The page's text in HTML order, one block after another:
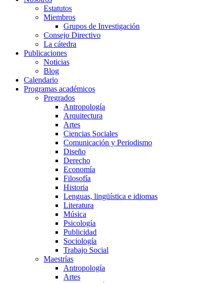
Estatutos
Miembros
Grupos de Investigación
Consejo Directivo
La cátedra
Publicaciones
Noticias
Blog
Calendario
Programas académicos
Pregrados
Antropología
Arquitectura
Artes
Ciencias Sociales
Comunicación y Periodismo
Diseño
Derecho
Economía
Filosofía
Historia
Lenguas, lingüística e idiomas
Literatura
Música
Psicología
Publicidad
Sociología
Trabajo Social
Maestrías
Antropología
Artes